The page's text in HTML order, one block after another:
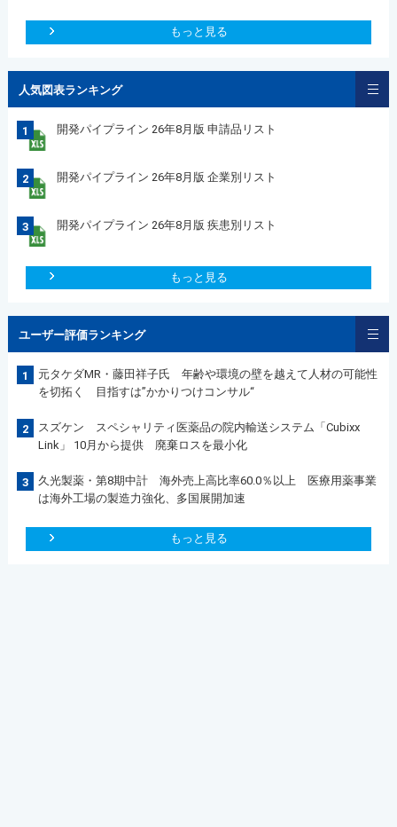
もっと見る
人気図表ランキング
1 開発パイプライン 26年8月版 申請品リスト
2 開発パイプライン 26年8月版 企業別リスト
3 開発パイプライン 26年8月版 疾患別リスト
もっと見る
ユーザー評価ランキング
1
元タケダMR・藤田祥子氏 年齢や環境の壁を越えて人材の可能性
を切拓く 目指すは”かかりつけコンサル“
2
スズケン スペシャリティ医薬品の院内輸送システム「Cubixx
Link」 10月から提供 廃棄ロスを最小化
3
久光製薬・第8期中計 海外売上高比率60.0％以上 医療用薬事業
は海外工場の製造力強化、多国展開加速
もっと見る